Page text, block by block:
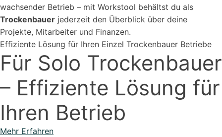
wachsender Betrieb – mit Workstool behältst du als
Trockenbauer jederzeit den Überblick über deine
Projekte, Mitarbeiter und Finanzen.
Effiziente Lösung für Ihren Einzel Trockenbauer Betriebe
Für Solo Trockenbauer
– Effiziente Lösung für
Ihren Betrieb
Mehr Erfahren